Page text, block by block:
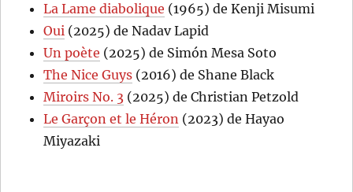
La Lame diabolique (1965) de Kenji Misumi
Oui (2025) de Nadav Lapid
Un poète (2025) de Simón Mesa Soto
The Nice Guys (2016) de Shane Black
Miroirs No. 3 (2025) de Christian Petzold
Le Garçon et le Héron (2023) de Hayao
Miyazaki